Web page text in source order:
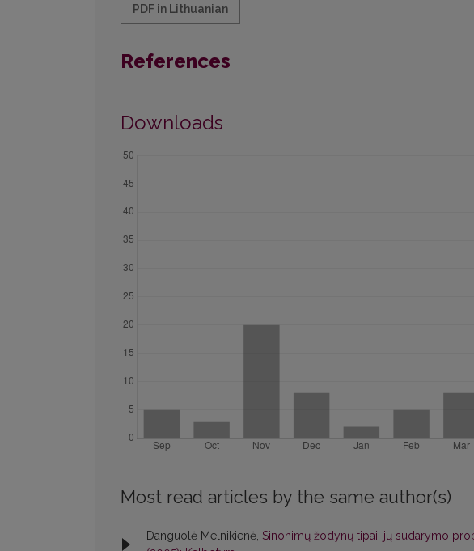
PDF in Lithuanian
References
Downloads
Most read articles by the same author(s)
Danguolė Melnikienė, Sinonimų žodynų tipai: jų sudarymo